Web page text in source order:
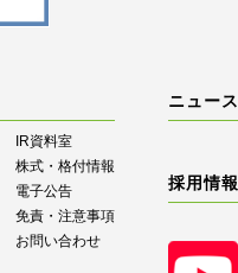
IR資料室
株式・格付情報
電子公告
免責・注意事項
お問い合わせ
ニュース
採用情報